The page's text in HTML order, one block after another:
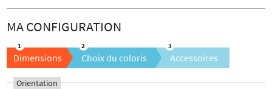
Dimensions Choix du coloris Accessoires
Orientation